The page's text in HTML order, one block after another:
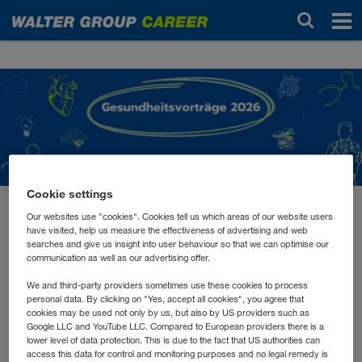
News
März 2026
Impulse für Körper und
Geist
Gesundheit, mentale Stärke und Regeneration sind
wichtige Grundlagen für Wohlbefinden und
Cookie settings
Our websites use "cookies". Cookies tell us which areas of our website users
have visited, help us measure the effectiveness of advertising and web
searches and give us insight into user behaviour so that we can optimise our
communication as well as our advertising offer.
We and third-party providers sometimes use these cookies to process
personal data. By clicking on "Yes, accept all cookies", you agree that
cookies may be used not only by us, but also by US providers such as
Google LLC and YouTube LLC. Compared to European providers there is a
lower level of data protection. This is due to the fact that US authorities can
access this data for control and monitoring purposes and no legal remedy is